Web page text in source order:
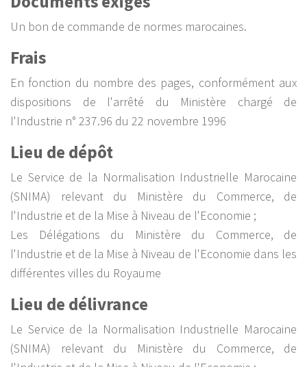
Un bon de commande de normes marocaines.
Frais
En fonction du nombre des pages, conformément aux
dispositions de l'arrêté du Ministère chargé de
l'Industrie n° 237.96 du 22 novembre 1996
Lieu de dépôt
Le Service de la Normalisation Industrielle Marocaine
(SNIMA) relevant du Ministère du Commerce, de
l'Industrie et de la Mise à Niveau de l'Economie ;
Les Délégations du Ministère du Commerce, de
l'Industrie et de la Mise à Niveau de l'Economie dans les
différentes villes du Royaume
Lieu de délivrance
Le Service de la Normalisation Industrielle Marocaine
(SNIMA) relevant du Ministère du Commerce, de